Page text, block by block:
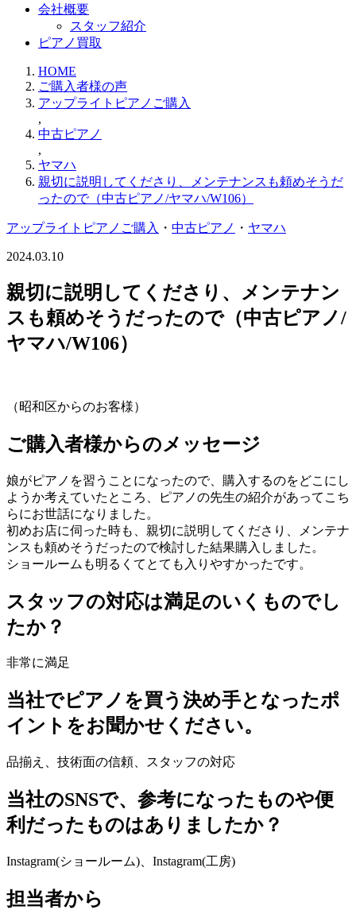
会社概要
スタッフ紹介
ピアノ買取
HOME
ご購入者様の声
アップライトピアノご購入
,
中古ピアノ
,
ヤマハ
親切に説明してくださり、メンテナンスも頼めそうだ
ったので（中古ピアノ/ヤマハ/W106）
アップライトピアノご購入 ・ 中古ピアノ ・ ヤマハ
2024.03.10
親切に説明してくださり、メンテナン
スも頼めそうだったので（中古ピアノ/
ヤマハ/W106）
（昭和区からのお客様）
ご購入者様からのメッセージ
娘がピアノを習うことになったので、購入するのをどこにし
ようか考えていたところ、ピアノの先生の紹介があってこち
らにお世話になりました。
初めお店に伺った時も、親切に説明してくださり、メンテナ
ンスも頼めそうだったので検討した結果購入しました。
ショールームも明るくてとても入りやすかったです。
スタッフの対応は満足のいくものでし
たか？
非常に満足
当社でピアノを買う決め手となったポ
イントをお聞かせください。
品揃え、技術面の信頼、スタッフの対応
当社のSNSで、参考になったものや便
利だったものはありましたか？
Instagram(ショールーム)、Instagram(工房)
担当者から